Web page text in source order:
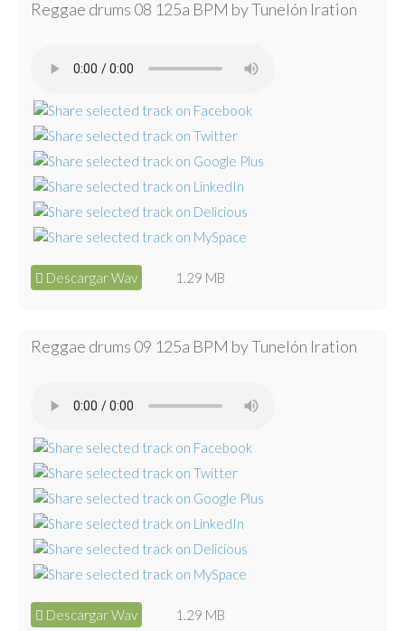
Reggae drums 08 125a BPM by Tunelón Iration
Descargar Wav 1.29 MB
Reggae drums 09 125a BPM by Tunelón Iration
Descargar Wav 1.29 MB